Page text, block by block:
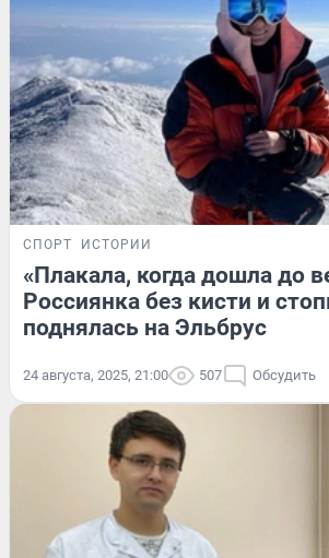
СПОРТ ИСТОРИИ
«Плакала, когда дошла до
Россиянка без кисти и
поднялась на Эльбрус
24 августа, 2025, 21:00 507 Обсудить